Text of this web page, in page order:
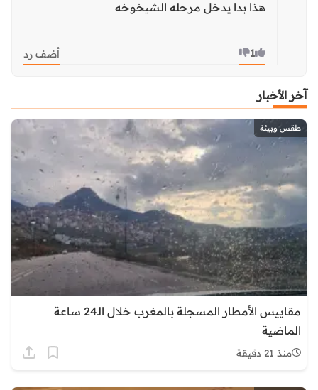
هذا بدا يدخل مرحله الشيخوخه
1 أضف رد
آخر الأخبار
طقس وبيئة
مقاييس الأمطار المسجلة بالمغرب خلال الـ24 ساعة
الماضية
منذ 21 دقيقة